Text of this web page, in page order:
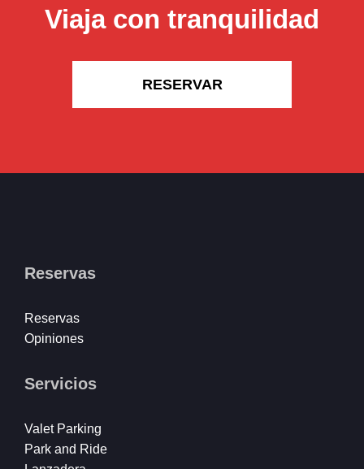
Viaja con tranquilidad
RESERVAR
Reservas
Reservas
Opiniones
Servicios
Valet Parking
Park and Ride